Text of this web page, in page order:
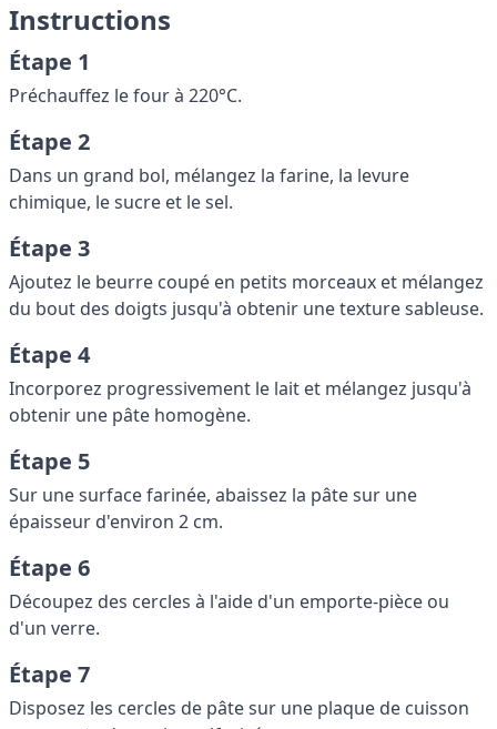
Instructions
Étape 1
Préchauffez le four à 220°C.
Étape 2
Dans un grand bol, mélangez la farine, la levure
chimique, le sucre et le sel.
Étape 3
Ajoutez le beurre coupé en petits morceaux et mélangez
du bout des doigts jusqu'à obtenir une texture sableuse.
Étape 4
Incorporez progressivement le lait et mélangez jusqu'à
obtenir une pâte homogène.
Étape 5
Sur une surface farinée, abaissez la pâte sur une
épaisseur d'environ 2 cm.
Étape 6
Découpez des cercles à l'aide d'un emporte-pièce ou
d'un verre.
Étape 7
Disposez les cercles de pâte sur une plaque de cuisson